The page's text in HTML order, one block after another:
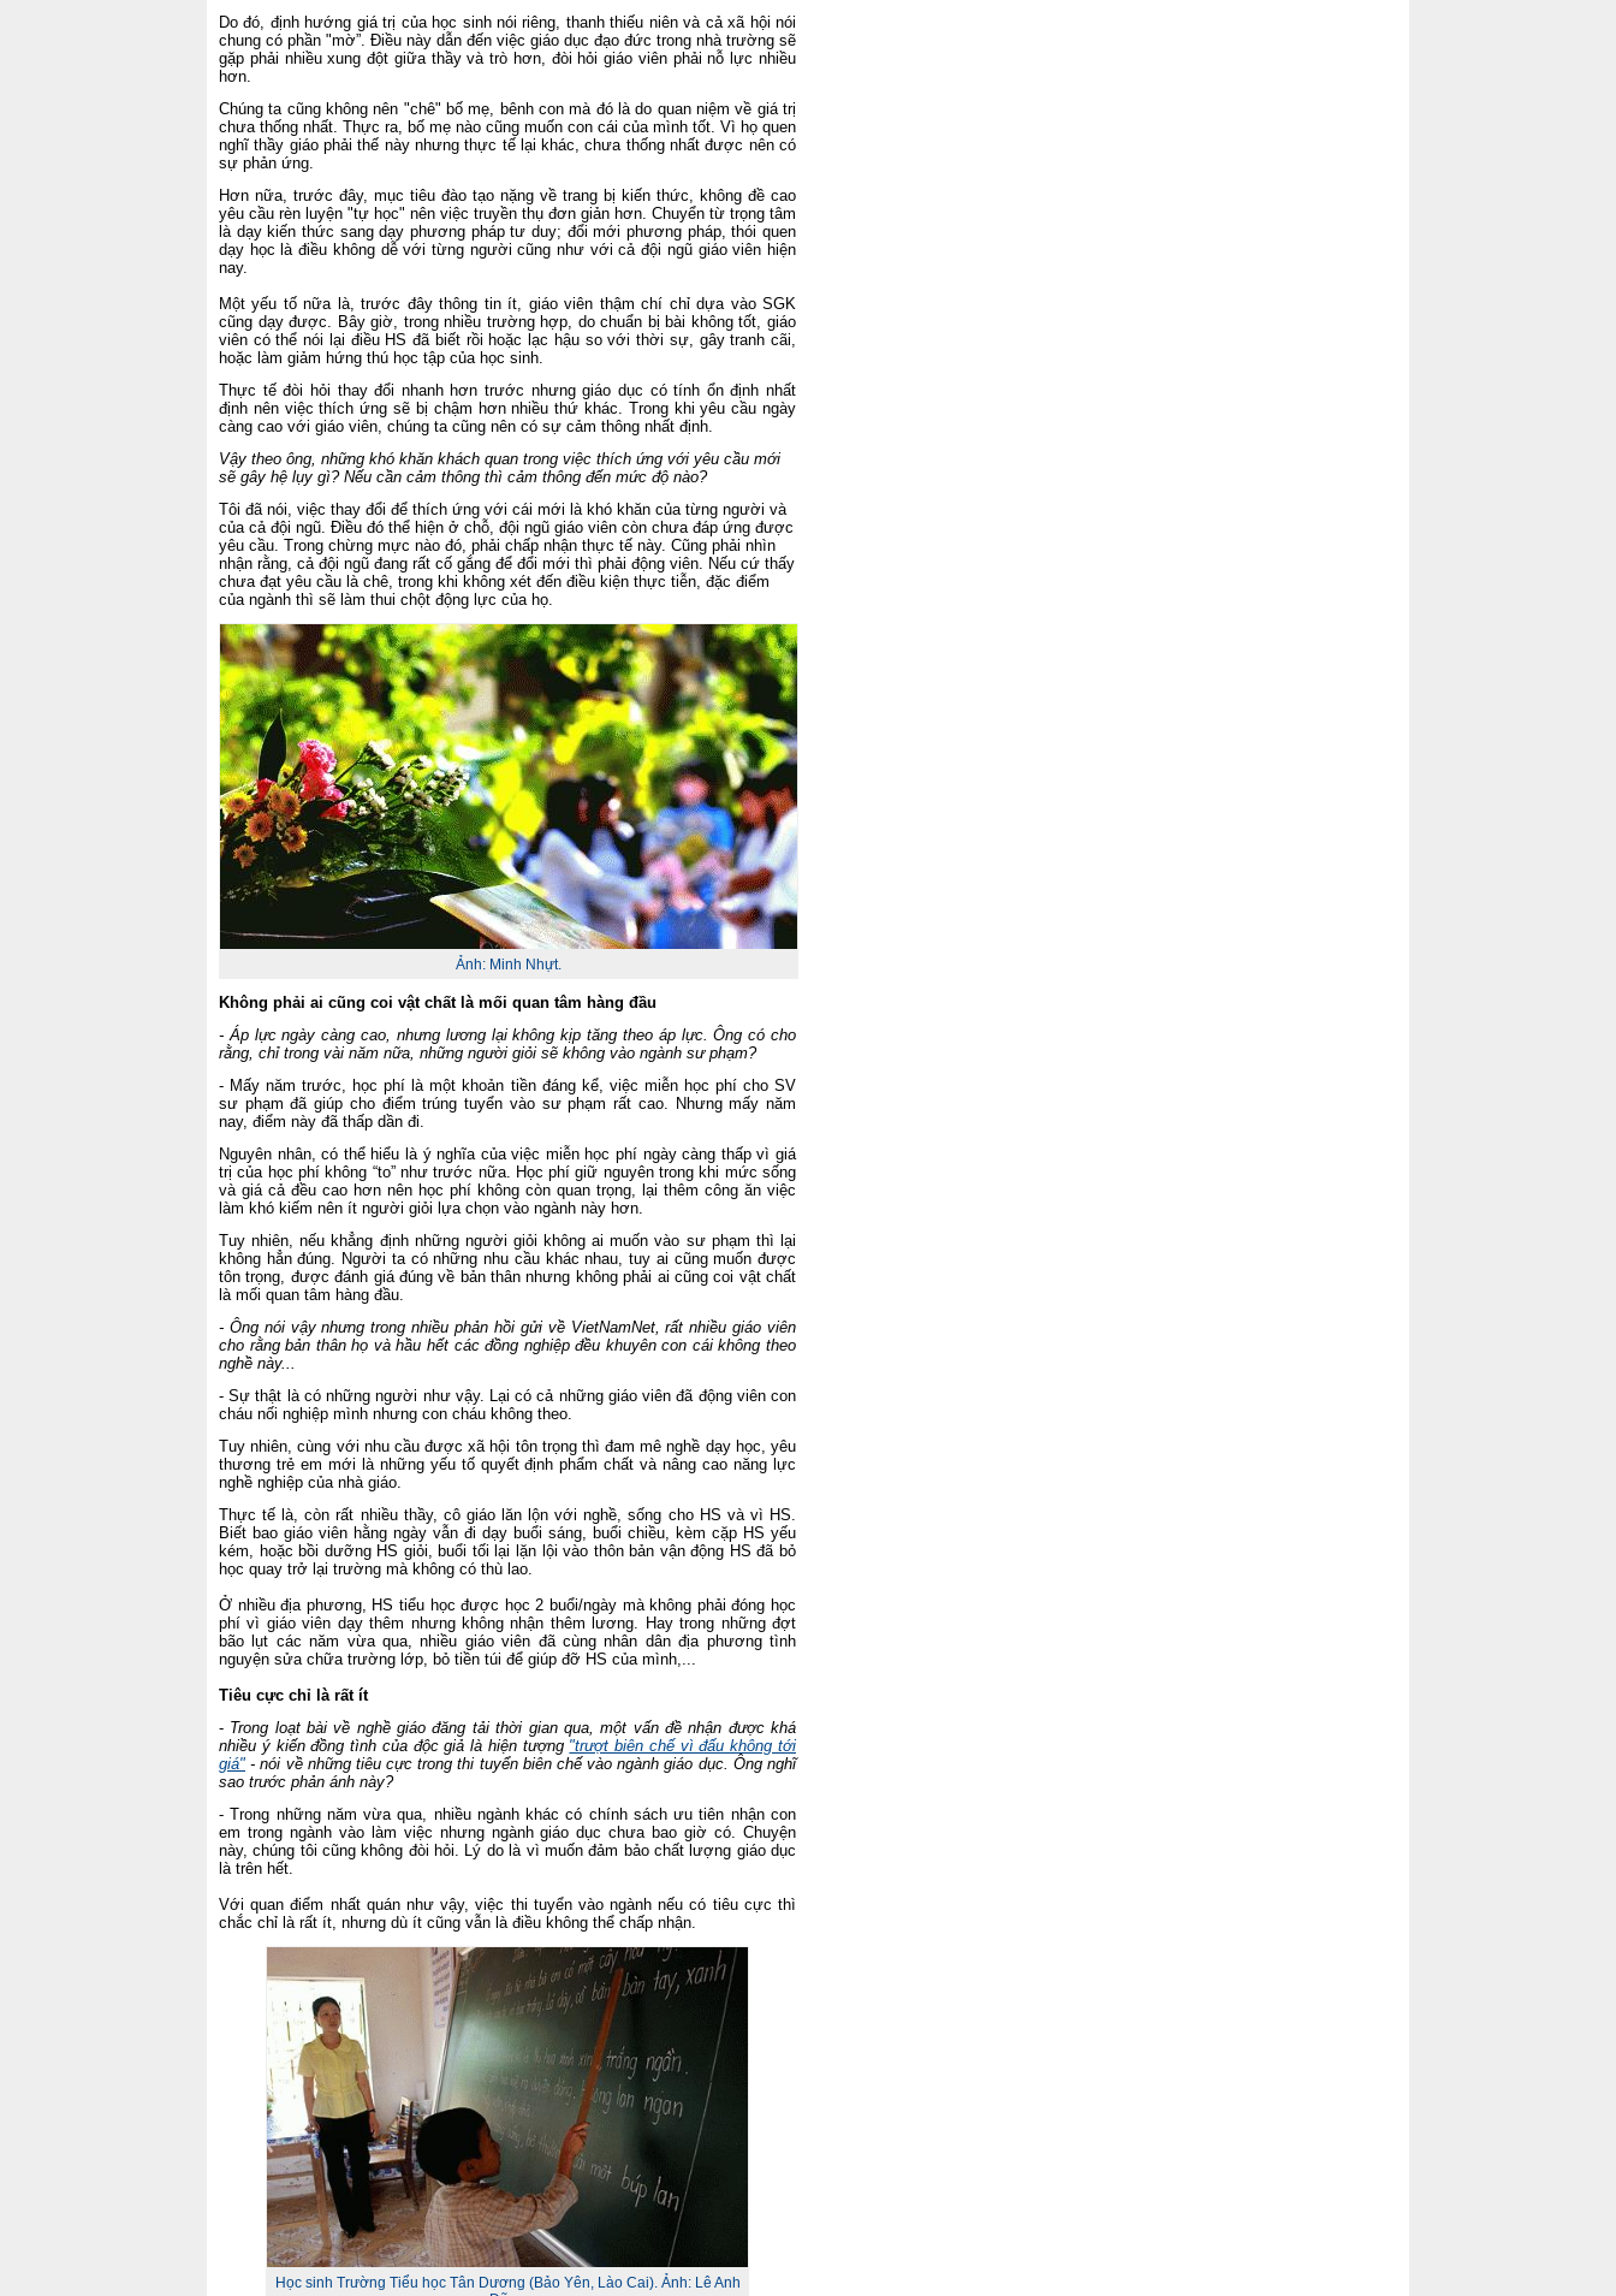
Do đó, định hướng giá trị của học sinh nói riêng, thanh thiếu niên và cả xã hội nói
chung có phần "mờ”. Điều này dẫn đến việc giáo dục đạo đức trong nhà trường sẽ
gặp phải nhiều xung đột giữa thầy và trò hơn, đòi hỏi giáo viên phải nỗ lực nhiều
hơn.
Chúng ta cũng không nên "chê" bố mẹ, bênh con mà đó là do quan niệm về giá trị
chưa thống nhất. Thực ra, bố mẹ nào cũng muốn con cái của mình tốt. Vì họ quen
nghĩ thầy giáo phải thế này nhưng thực tế lại khác, chưa thống nhất được nên có
sự phản ứng.
Hơn nữa, trước đây, mục tiêu đào tạo nặng về trang bị kiến thức, không đề cao
yêu cầu rèn luyện "tự học" nên việc truyền thụ đơn giản hơn. Chuyển từ trọng tâm
là dạy kiến thức sang dạy phương pháp tư duy; đổi mới phương pháp, thói quen
dạy học là điều không dễ với từng người cũng như với cả đội ngũ giáo viên hiện
nay.
Một yếu tố nữa là, trước đây thông tin ít, giáo viên thậm chí chỉ dựa vào SGK
cũng dạy được. Bây giờ, trong nhiều trường hợp, do chuẩn bị bài không tốt, giáo
viên có thể nói lại điều HS đã biết rồi hoặc lạc hậu so với thời sự, gây tranh cãi,
hoặc làm giảm hứng thú học tập của học sinh.
Thực tế đòi hỏi thay đổi nhanh hơn trước nhưng giáo dục có tính ổn định nhất
định nên việc thích ứng sẽ bị chậm hơn nhiều thứ khác. Trong khi yêu cầu ngày
càng cao với giáo viên, chúng ta cũng nên có sự cảm thông nhất định.
Vậy theo ông, những khó khăn khách quan trong việc thích ứng với yêu cầu mới
sẽ gây hệ lụy gì? Nếu cần cảm thông thì cảm thông đến mức độ nào?
Tôi đã nói, việc thay đổi để thích ứng với cái mới là khó khăn của từng người và
của cả đội ngũ. Điều đó thể hiện ở chỗ, đội ngũ giáo viên còn chưa đáp ứng được
yêu cầu. Trong chừng mực nào đó, phải chấp nhận thực tế này. Cũng phải nhìn
nhận rằng, cả đội ngũ đang rất cố gắng để đổi mới thì phải động viên. Nếu cứ thấy
chưa đạt yêu cầu là chê, trong khi không xét đến điều kiện thực tiễn, đặc điểm
của ngành thì sẽ làm thui chột động lực của họ.
Ảnh: Minh Nhựt.
Không phải ai cũng coi vật chất là mối quan tâm hàng đầu
- Áp lực ngày càng cao, nhưng lương lại không kịp tăng theo áp lực. Ông có cho
rằng, chỉ trong vài năm nữa, những người giỏi sẽ không vào ngành sư phạm?
- Mấy năm trước, học phí là một khoản tiền đáng kể, việc miễn học phí cho SV
sư phạm đã giúp cho điểm trúng tuyển vào sư phạm rất cao. Nhưng mấy năm
nay, điểm này đã thấp dần đi.
Nguyên nhân, có thể hiểu là ý nghĩa của việc miễn học phí ngày càng thấp vì giá
trị của học phí không “to” như trước nữa. Học phí giữ nguyên trong khi mức sống
và giá cả đều cao hơn nên học phí không còn quan trọng, lại thêm công ăn việc
làm khó kiếm nên ít người giỏi lựa chọn vào ngành này hơn.
Tuy nhiên, nếu khẳng định những người giỏi không ai muốn vào sư phạm thì lại
không hẳn đúng. Người ta có những nhu cầu khác nhau, tuy ai cũng muốn được
tôn trọng, được đánh giá đúng về bản thân nhưng không phải ai cũng coi vật chất
là mối quan tâm hàng đầu.
- Ông nói vậy nhưng trong nhiều phản hồi gửi về VietNamNet, rất nhiều giáo viên
cho rằng bản thân họ và hầu hết các đồng nghiệp đều khuyên con cái không theo
nghề này...
- Sự thật là có những người như vậy. Lại có cả những giáo viên đã động viên con
cháu nối nghiệp mình nhưng con cháu không theo.
Tuy nhiên, cùng với nhu cầu được xã hội tôn trọng thì đam mê nghề dạy học, yêu
thương trẻ em mới là những yếu tố quyết định phẩm chất và nâng cao năng lực
nghề nghiệp của nhà giáo.
Thực tế là, còn rất nhiều thầy, cô giáo lăn lộn với nghề, sống cho HS và vì HS.
Biết bao giáo viên hằng ngày vẫn đi dạy buổi sáng, buổi chiều, kèm cặp HS yếu
kém, hoặc bồi dưỡng HS giỏi, buổi tối lại lặn lội vào thôn bản vận động HS đã bỏ
học quay trở lại trường mà không có thù lao.
Ở nhiều địa phương, HS tiểu học được học 2 buổi/ngày mà không phải đóng học
phí vì giáo viên dạy thêm nhưng không nhận thêm lương. Hay trong những đợt
bão lụt các năm vừa qua, nhiều giáo viên đã cùng nhân dân địa phương tình
nguyện sửa chữa trường lớp, bỏ tiền túi để giúp đỡ HS của mình,...
Tiêu cực chỉ là rất ít
- Trong loạt bài về nghề giáo đăng tải thời gian qua, một vấn đề nhận được khá
nhiều ý kiến đồng tình của độc giả là hiện tượng "trượt biên chế vì đấu không tới
giá" - nói về những tiêu cực trong thi tuyển biên chế vào ngành giáo dục. Ông nghĩ
sao trước phản ánh này?
- Trong những năm vừa qua, nhiều ngành khác có chính sách ưu tiên nhận con
em trong ngành vào làm việc nhưng ngành giáo dục chưa bao giờ có. Chuyện
này, chúng tôi cũng không đòi hỏi. Lý do là vì muốn đảm bảo chất lượng giáo dục
là trên hết.
Với quan điểm nhất quán như vậy, việc thi tuyển vào ngành nếu có tiêu cực thì
chắc chỉ là rất ít, nhưng dù ít cũng vẫn là điều không thể chấp nhận.
Học sinh Trường Tiểu học Tân Dương (Bảo Yên, Lào Cai). Ảnh: Lê Anh